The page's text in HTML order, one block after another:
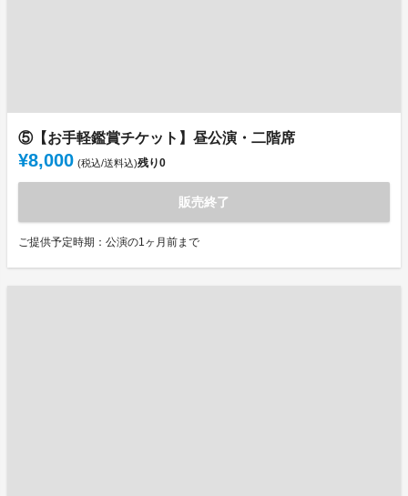
⑤【お手軽鑑賞チケット】昼公演・二階席
¥8,000 (税込/送料込)残り0
販売終了
ご提供予定時期：公演の1ヶ月前まで